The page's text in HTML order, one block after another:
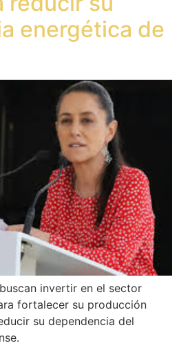
energética de
invertir en el sector
fortalecer su producción
su dependencia del